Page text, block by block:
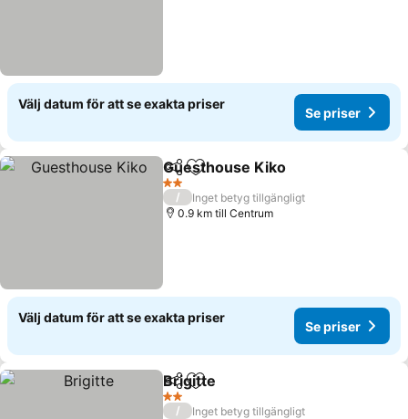
Välj datum för att se exakta priser
Se priser
Dela Lägg till i Mina Favoriter
Guesthouse Kiko
2 Stjärnor
/
Inget betyg tillgängligt
0.9 km till Centrum
Välj datum för att se exakta priser
Se priser
Dela Lägg till i Mina Favoriter
Brigitte
2 Stjärnor
/
Inget betyg tillgängligt